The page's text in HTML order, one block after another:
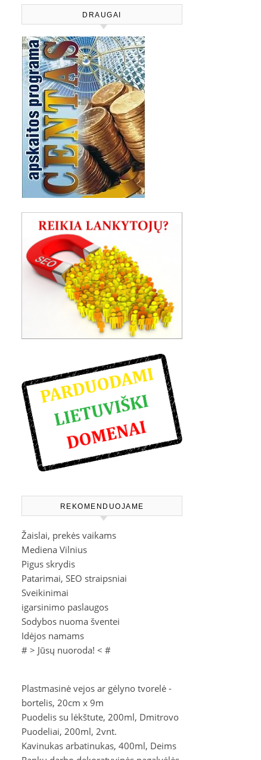
DRAUGAI
REKOMENDUOJAME
Žaislai, prekės vaikams
Mediena Vilnius
Pigus skrydis
Patarimai, SEO straipsniai
Sveikinimai
igarsinimo paslaugos
Sodybos nuoma šventei
Idėjos namams
# > Jūsų nuoroda! < #
Plastmasinė vejos ar gėlyno tvorelė -
bortelis, 20cm x 9m
Puodelis su lėkštute, 200ml, Dmitrovo
Puodeliai, 200ml, 2vnt.
Kavinukas arbatinukas, 400ml, Deims